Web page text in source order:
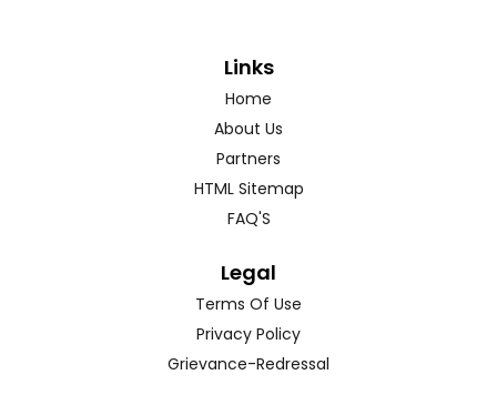
Links
Home
About Us
Partners
HTML Sitemap
FAQ'S
Legal
Terms Of Use
Privacy Policy
Grievance-Redressal